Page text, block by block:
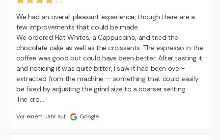
We had an overall pleasant experience, though there are a
few improvements that could be made.
We ordered Flat Whites, a Cappuccino, and tried the
chocolate cake as well as the croissants. The espresso in the
coffee was good but could have been better. After tasting it
and noticing it was quite bitter, I saw it had been over-
extracted from the machine — something that could easily
be fixed by adjusting the grind size to a coarser setting.
The cro…
Vor einem Jahr auf Google